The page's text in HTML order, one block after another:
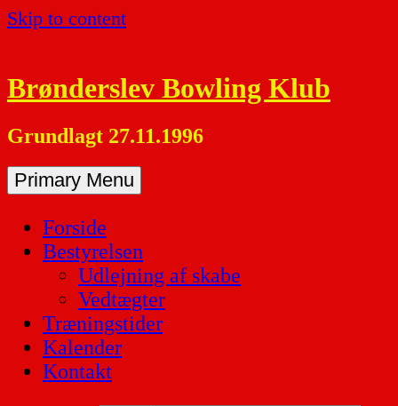
Skip to content
Brønderslev Bowling Klub
Grundlagt 27.11.1996
Primary Menu
Forside
Bestyrelsen
Udlejning af skabe
Vedtægter
Træningstider
Kalender
Kontakt